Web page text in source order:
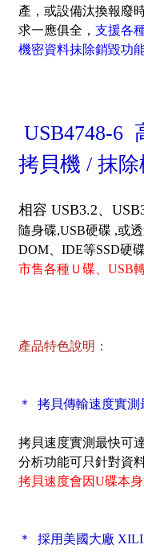
產，或設備汰換報廢
求一應俱全， 支援各
機密資料抹除銷毀功
USB4748-6
拷貝機 / 抹除
相容 USB3.2、
隨身碟,USB硬碟 ,或
DOM、IDE等SSD硬
市售各種Ｕ碟、USB
產品特色說明：
＊ 拷貝傳輸速度實
拷貝速度實測最快可
分析功能可只針對資
拷貝速度會因U碟本
＊ 採用美國大廠